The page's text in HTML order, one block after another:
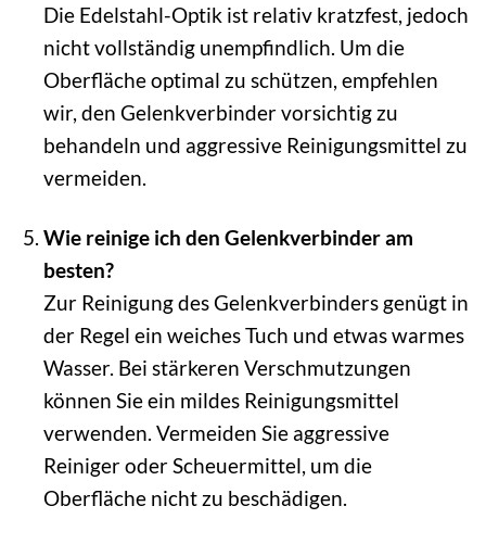
Die Edelstahl-Optik ist relativ kratzfest, jedoch
nicht vollständig unempfindlich. Um die
Oberfläche optimal zu schützen, empfehlen
wir, den Gelenkverbinder vorsichtig zu
behandeln und aggressive Reinigungsmittel zu
vermeiden.
Wie reinige ich den Gelenkverbinder am
besten?
Zur Reinigung des Gelenkverbinders genügt in
der Regel ein weiches Tuch und etwas warmes
Wasser. Bei stärkeren Verschmutzungen
können Sie ein mildes Reinigungsmittel
verwenden. Vermeiden Sie aggressive
Reiniger oder Scheuermittel, um die
Oberfläche nicht zu beschädigen.